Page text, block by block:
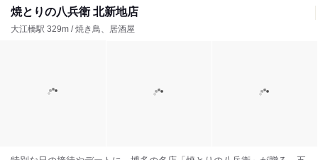
焼とりの八兵衛 北新地店
大江橋駅 329m / 焼き鳥、居酒屋